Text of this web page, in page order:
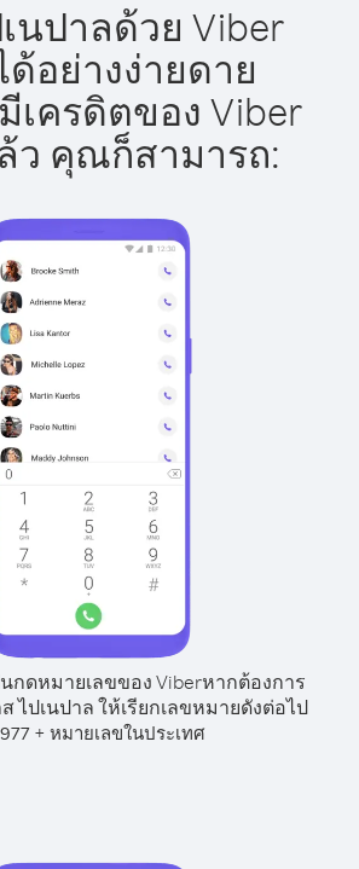
นปาลด้วย Viber
ด้อย่างง่ายดาย
เครดิตของ Viber
ว คุณก็สามารถ:
กดหมายเลขของ Viberหากต้องการ
ไปเนปาล ให้เรียกเลขหมายดังต่อไป
977 + หมายเลขในประเทศ